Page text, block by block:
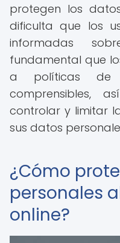
protegen los
dificulta que los
informadas
fundamental que
a políticas de
comprensibles,
controlar y limitar
sus datos
¿Cómo
personales
online?